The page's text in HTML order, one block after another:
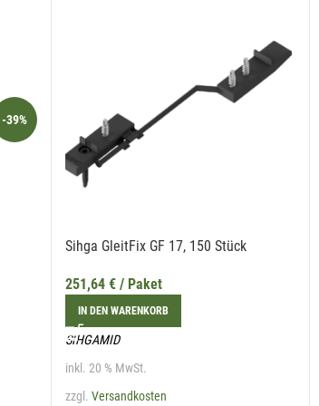
-39%
Sihga GleitFix GF 17, 150 Stück
251,64 € / Paket
IN DEN WARENKORB
SIHGAMID
inkl. 20 % MwSt.
zzgl. Versandkosten